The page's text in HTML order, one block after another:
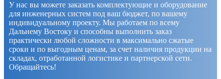
У нас вы можете заказать комплектующие и оборудование
для инженерных систем под ваш бюджет, по вашему
индивидуальному проекту. Мы работаем по всему
Дальнему Востоку и способны выполнить заказ
практически любой сложности в максимально сжатые
сроки и по выгодным ценам, за счет наличия продукции на
складах, отработанной логистике и партнерской сети.
Обращайтесь!